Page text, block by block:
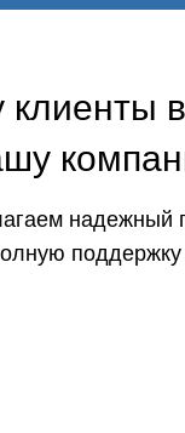
клиенты
надежный